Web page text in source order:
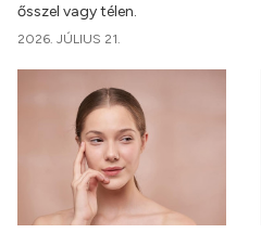
ősszel vagy télen.
2026. JÚLIUS 21.